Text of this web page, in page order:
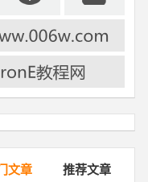
文章 推荐文章